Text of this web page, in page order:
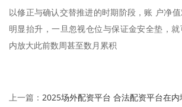
以修正与确认交替推进的时期阶段，账 户净
明显抬升，一旦忽视仓位与保证金安全垫，
内放大此前数周甚至数月累积
上一篇： 2025场外配资平台 合法配资平台在